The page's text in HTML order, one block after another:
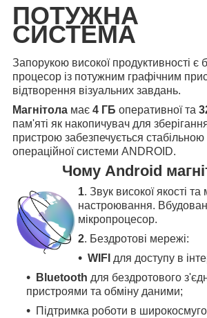
ПОТУЖНА
СИСТЕМА
Запорукою високої продуктивності є
процесор із потужним графічним
відтворення візуальних завдань.
Магнітола має 4 ГБ оперативної та
пам'яті як накопичувач для
пристрою забезпечується
операційної системи ANDROID.
Чому Android
1. Звук високої якості
настроювання.
мікропроцесор.
2. Бездротові мережі:
WIFI для доступу в
Bluetooth для бездротового
пристроями та обміну даними;
Підтримка роботи в